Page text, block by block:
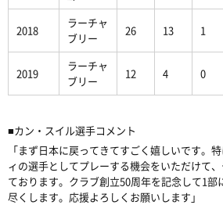
2018
ラーチャ
ブリー
26 13 1
2019
ラーチャ
ブリー
12 4 0
■カン・スイル選手コメント
「まず日本に戻ってきてすごく嬉しいです。
ィの選手としてプレーする機会をいただけて
ております。クラブ創立50周年を記念して1部
尽くします。応援よろしくお願いします」